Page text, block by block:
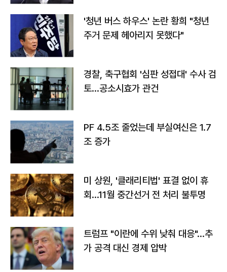
'청년 버스 하우스' 논란 황희 "청년
주거 문제 헤아리지 못했다"
경찰, 축구협회 '심판 성접대' 수사 검
토…공소시효가 관건
PF 4.5조 줄었는데 부실여신은 1.7
조 증가
미 상원, '클래리티법' 표결 없이 휴
회…11월 중간선거 전 처리 불투명
트럼프 "이란에 수위 낮춰 대응"…추
가 공격 대신 경제 압박